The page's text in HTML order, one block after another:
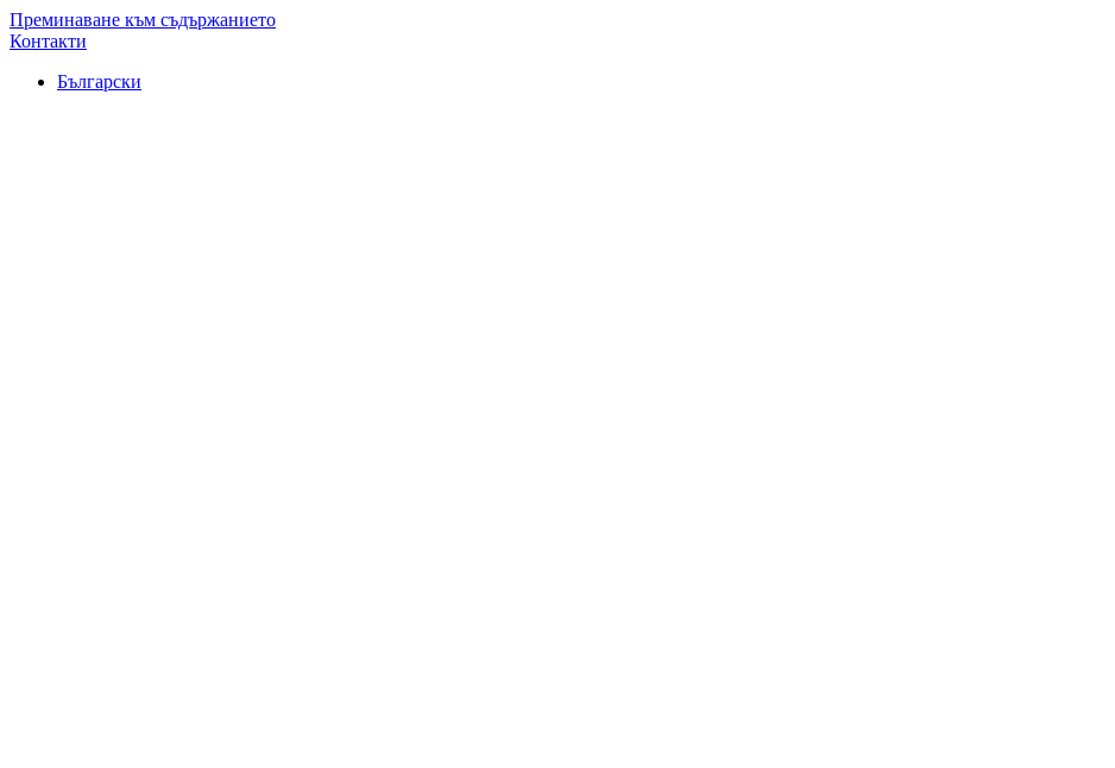
Преминаване към съдържанието
Контакти
Български